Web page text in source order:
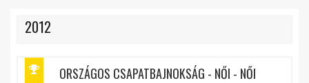
2012
ORSZÁGOS CSAPATBAJNOKSÁG - NŐI - NŐI